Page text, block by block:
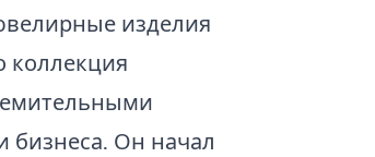
изделия
коллекция
бизнеса. Он начал